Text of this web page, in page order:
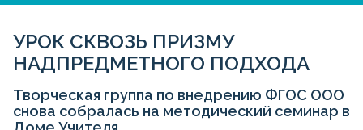
УРОК СКВОЗЬ ПРИЗМУ
НАДПРЕДМЕТНОГО ПОДХОДА
Творческая группа по внедрению ФГОС ООО
снова собралась на методический семинар в